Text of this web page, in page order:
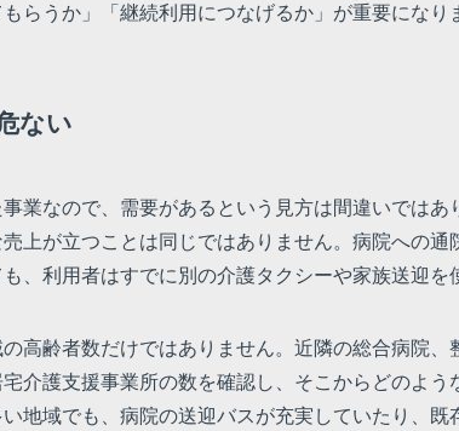
らうか」「継続利用につなげるか」が重要になり
ない
業なので、需要があるという見方は間違いではあ
上が立つことは同じではありません。病院への通
、利用者はすでに別の介護タクシーや家族送迎を
高齢者数だけではありません。近隣の総合病院、
介護支援事業所の数を確認し、そこからどのよう
地域でも、病院の送迎バスが充実していたり、既